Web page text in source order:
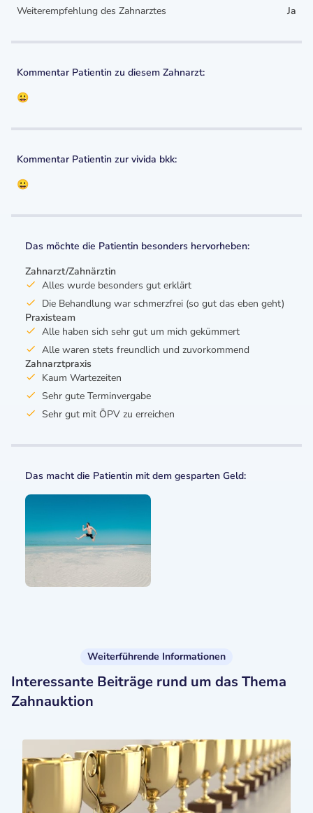
Weiterempfehlung des Zahnarztes
Ja
Kommentar Patientin zu diesem Zahnarzt:
😀
Kommentar Patientin zur vivida bkk:
😀
Das möchte die Patientin besonders hervorheben:
Zahnarzt/Zahnärztin
Alles wurde besonders gut erklärt
Die Behandlung war schmerzfrei (so gut das eben geht)
Praxisteam
Alle haben sich sehr gut um mich gekümmert
Alle waren stets freundlich und zuvorkommend
Zahnarztpraxis
Kaum Wartezeiten
Sehr gute Terminvergabe
Sehr gut mit ÖPV zu erreichen
Das macht die Patientin mit dem gesparten Geld:
Weiterführende Informationen
Interessante Beiträge rund um das Thema
Zahnauktion